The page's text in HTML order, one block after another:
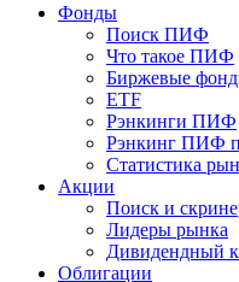
Фонды
Поиск ПИФ
Что такое ПИФ
Биржевые
ETF
Рэнкинги ПИФ
Рэнкинг ПИФ
Статистика
Акции
Поиск и
Лидеры рынка
Дивидендный
Облигации